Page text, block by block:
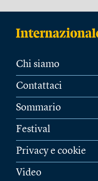
Chi siamo
Contattaci
Sommario
Festival
Privacy e cookie
Video